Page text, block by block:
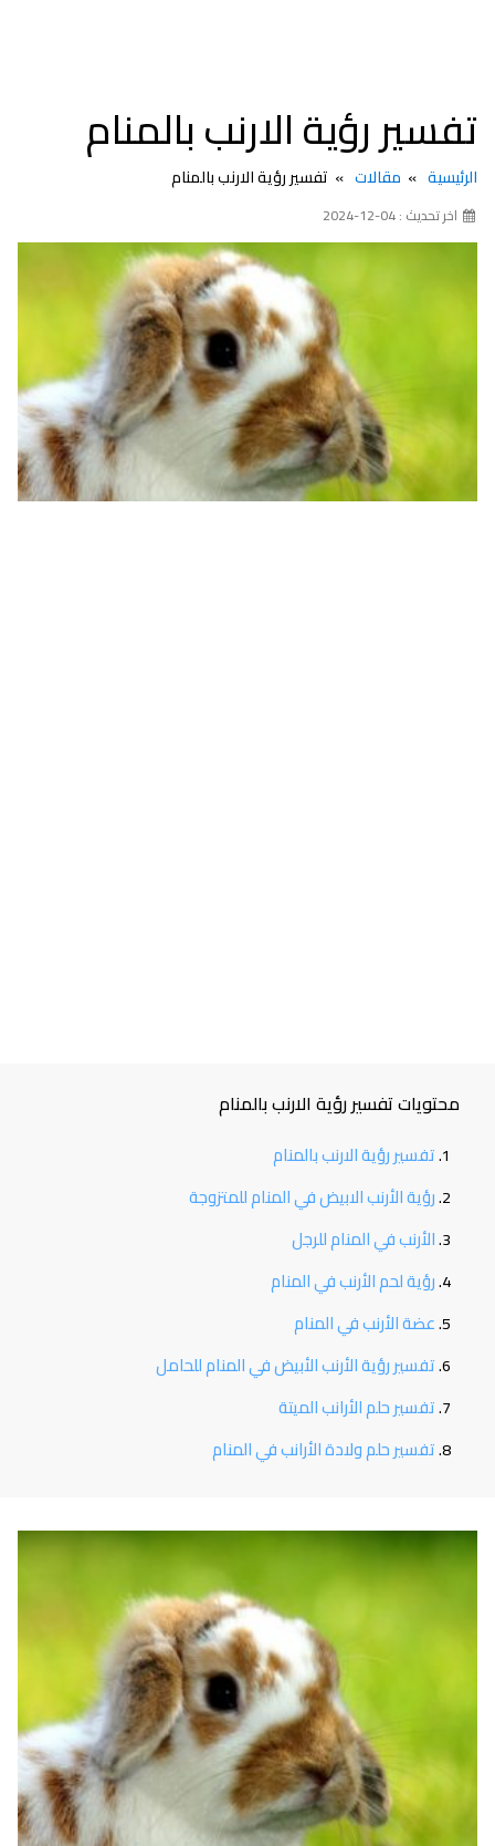
تفسير رؤية الارنب بالمنام
الرئيسية مقالات تفسير رؤية الارنب بالمنام
اخر تحديث : 04-12-2024
محتويات تفسير رؤية الارنب بالمنام
تفسير رؤية الارنب بالمنام
رؤية الأرنب الابيض في المنام للمتزوجة
الأرنب في المنام للرجل
رؤية لحم الأرنب في المنام
عضة الأرنب في المنام
تفسير رؤية الأرنب الأبيض في المنام للحامل
تفسير حلم الأرانب الميتة
تفسير حلم ولادة الأرانب في المنام